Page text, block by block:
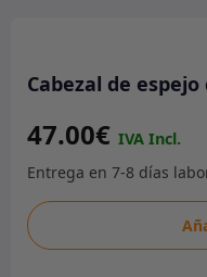
Cabezal de
47.00€
Cabezal
de